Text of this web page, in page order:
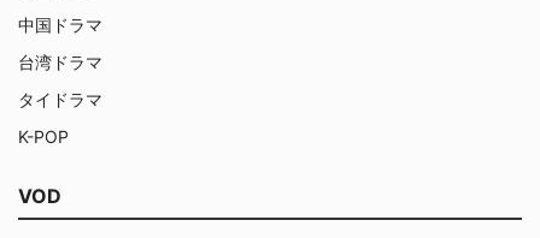
中国ドラマ
台湾ドラマ
タイドラマ
K-POP
VOD